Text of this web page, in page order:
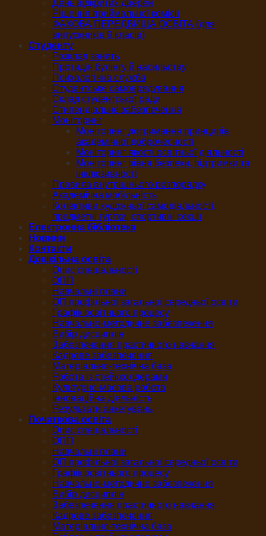
День відкритих дверей
Рішення приймальної комісії
ФАХОВА ПЕРЕДВИЩА ОСВІТА (для
випускників 9 класів)
Студенту
Розклад занять
Протидія булінгу й насильству
Психологічна служба
Студентське самоврядування
Склад студентської ради
Стипендіальне забезпечення
Моніторинг
Моніторинг дотримання принципів
академічної доброчесності
Моніторинг якості освітньої діяльності
Моніторинг рівня безпеки, підтримки та
інклюзивності
Правила внутрішнього розпорядку
Академічна мобільність
Колективи художньої самодіяльності,
предметні гуртки, спортивні секції
Електронна бібліотека
Новини
Контакти
Дошкільна освіта
Опис спеціальності
ОПП
Навчальні плани
ОП профільної загальної середньої освіти
Графік освітнього процесу
Навчально-методичне забезпечення
Вибір дисциплін
Забезпечення практичного навчання
Кадрове забезпечення
Матеріально-технічна база
Робота із стейкхолдерами
Культурно-масова робота
Інноваційна діяльність
Результати анкетувань
Початкова освіта
Опис спеціальності
ОПП
Навчальні плани
ОП профільної загальної середньої освіти
Графік освітнього процесу
Навчально-методичне забезпечення
Вибір дисциплін
Забезпечення практичного навчання
Кадрове забезпечення
Матеріально-технічна база